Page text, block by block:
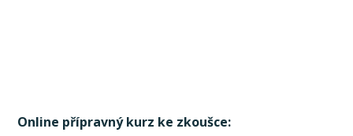
Online přípravný kurz ke zkoušce: